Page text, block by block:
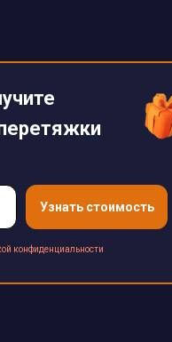
Узнать стоимость
конфиденциальности